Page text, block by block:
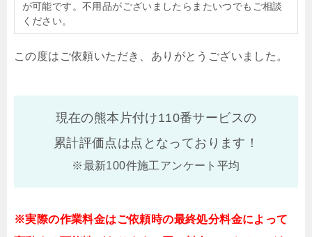
が可能です。不用品がございましたらまたいつでもご相談
ください。
この度はご依頼いただき、ありがとうございました。
現在の熊本片付け110番サービスの
累計評価点は点となっております！
※最新100件施工アンケート平均
※実際の作業料金はご依頼時の最終処分料金によって